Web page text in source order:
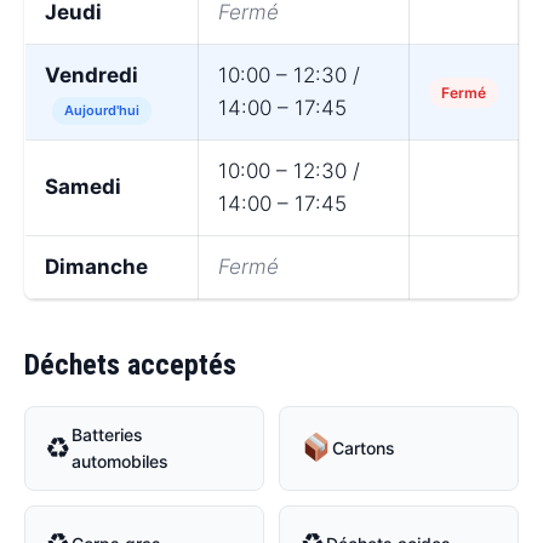
Jeudi Fermé
Vendredi
Aujourd'hui
10:00 – 12:30 /
14:00 – 17:45
Fermé
Samedi
10:00 – 12:30 /
14:00 – 17:45
Dimanche Fermé
Déchets acceptés
♻Batteries
automobiles
Cartons